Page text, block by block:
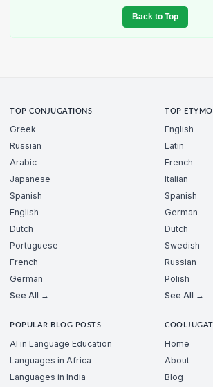
Back to Top
TOP CONJUGATIONS
Greek
Russian
Arabic
Japanese
Spanish
English
Dutch
Portuguese
French
German
See All →
TOP
English
Latin
French
Italian
Spanish
German
Dutch
Swedish
Russian
Polish
See All →
POPULAR BLOG POSTS
AI in Language Education
Languages in Africa
Languages in India
Home
About
Blog